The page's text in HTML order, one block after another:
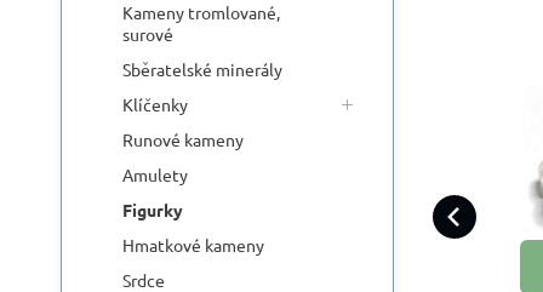
Kameny tromlované,
surové
Sběratelské minerály
Klíčenky
Runové kameny
Amulety
Figurky
Hmatkové kameny
Srdce